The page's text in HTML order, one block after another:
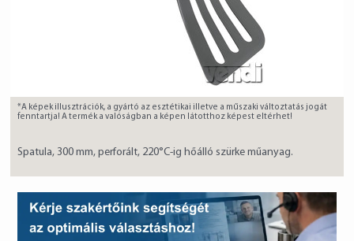
*A képek illusztrációk, a gyártó az esztétikai illetve a műszaki változtatás jogát
fenntartja! A termék a valóságban a képen látotthoz képest eltérhet!
Spatula, 300 mm, perforált, 220°C-ig hőálló szürke műanyag.